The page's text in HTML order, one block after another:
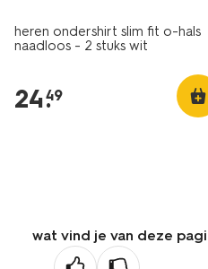
heren ondershirt slim fit o-hals
naadloos - 2 stuks wit
24.
49
wat vind je van deze